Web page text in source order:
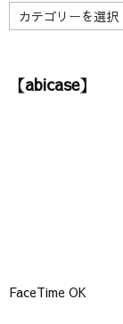
【
カ
リ【abicase】
FaceTime OK